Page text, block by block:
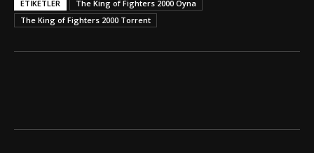
ETIKETLER
The King of Fighters 2000 Oyna
The King of Fighters 2000 Torrent